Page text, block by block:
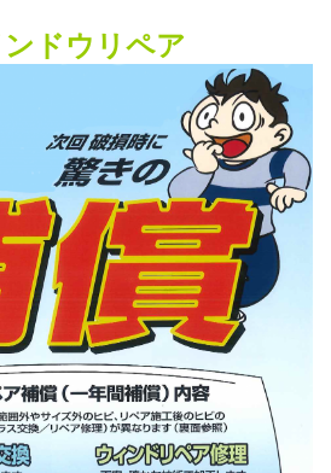
ドウリペア